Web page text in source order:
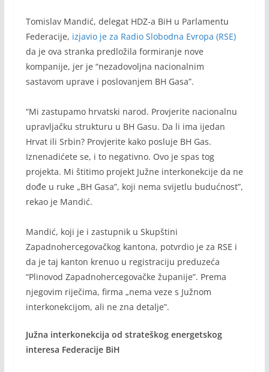
Tomislav Mandić, delegat HDZ-a BiH u Parlamentu
Federacije, izjavio je za Radio Slobodna Evropa (RSE)
da je ova stranka predložila formiranje nove
kompanije, jer je “nezadovoljna nacionalnim
sastavom uprave i poslovanjem BH Gasa”.
“Mi zastupamo hrvatski narod. Provjerite nacionalnu
upravljačku strukturu u BH Gasu. Da li ima ijedan
Hrvat ili Srbin? Provjerite kako posluje BH Gas.
Iznenadićete se, i to negativno. Ovo je spas tog
projekta. Mi štitimo projekt Južne interkonekcije da ne
dođe u ruke „BH Gasa”, koji nema svijetlu budućnost”,
rekao je Mandić.
Mandić, koji je i zastupnik u Skupštini
Zapadnohercegovačkog kantona, potvrdio je za RSE i
da je taj kanton krenuo u registraciju preduzeća
“Plinovod Zapadnohercegovačke županije”. Prema
njegovim riječima, firma „nema veze s Južnom
interkonekcijom, ali ne zna detalje”.
Južna interkonekcija od strateškog energetskog
interesa Federacije BiH